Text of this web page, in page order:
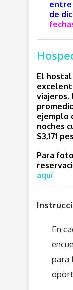
entre
de
El hostal
viajeros.
ejemplo
noches
$3,171
Para
aquí
En
para